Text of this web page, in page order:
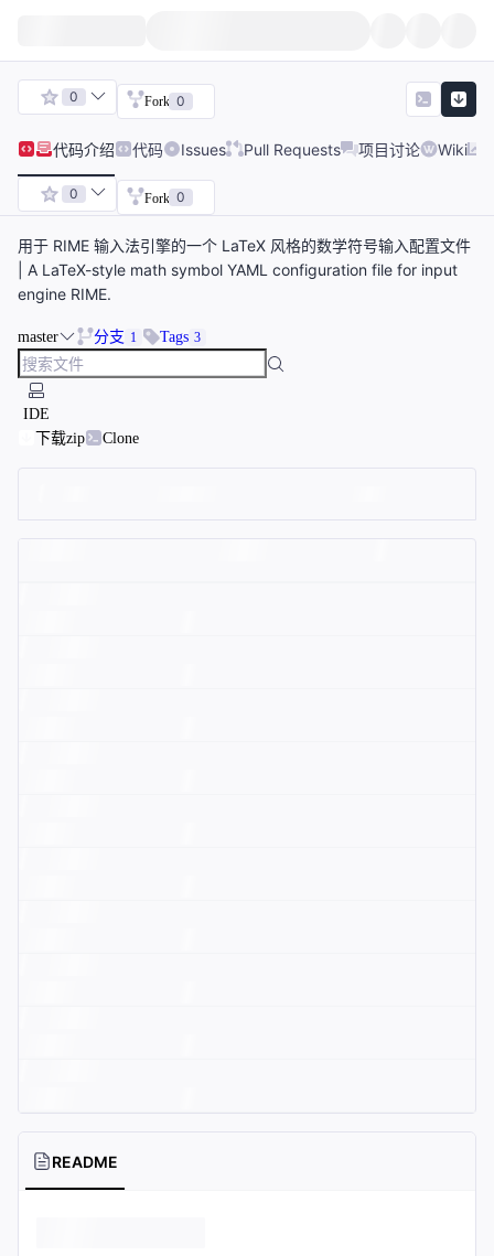
0 Fork 0
代码介绍 代码 Issues Pull Requests 项目讨论 Wiki
0 Fork 0
用于 RIME 输入法引擎的一个 LaTeX 风格的数学符号输入配置文件
| A LaTeX-style math symbol YAML configuration file for input
engine RIME.
master 分支 1 Tags 3
IDE
下载zip
Clone
README